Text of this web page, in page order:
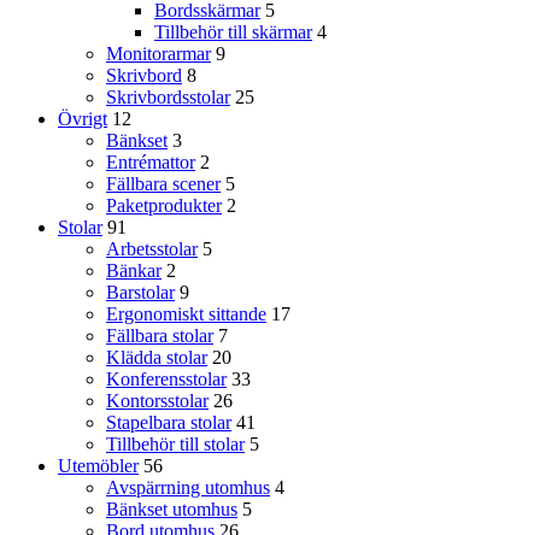
Bordsskärmar 5
Tillbehör till skärmar 4
Monitorarmar 9
Skrivbord 8
Skrivbordsstolar 25
Övrigt 12
Bänkset 3
Entrémattor 2
Fällbara scener 5
Paketprodukter 2
Stolar 91
Arbetsstolar 5
Bänkar 2
Barstolar 9
Ergonomiskt sittande 17
Fällbara stolar 7
Klädda stolar 20
Konferensstolar 33
Kontorsstolar 26
Stapelbara stolar 41
Tillbehör till stolar 5
Utemöbler 56
Avspärrning utomhus 4
Bänkset utomhus 5